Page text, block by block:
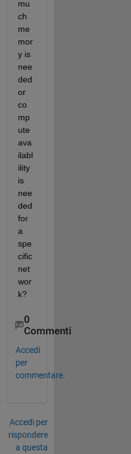
mu
ch
me
mor
y is
nee
ded
or
co
mp
ute
ava
ilabl
ility
is
nee
ded
for
a
spe
cific
net
wor
k?
0
Commenti
Accedi
per
commentare.
Accedi per
rispondere
a questa